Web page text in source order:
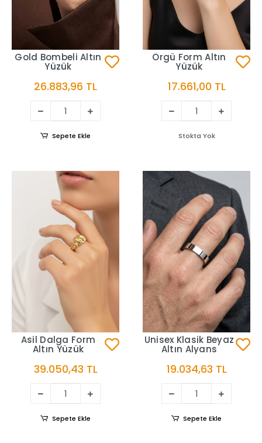
Gold Bombeli Altın
Yüzük
26.883,96 TL
Sepete Ekle
Örgü Form Altın
Yüzük
17.661,00 TL
Stokta Yok
Asil Dalga Form
Altın Yüzük
39.050,43 TL
Sepete Ekle
Unisex Klasik Beyaz
Altın Alyans
19.034,63 TL
Sepete Ekle